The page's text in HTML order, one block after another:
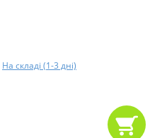
На складі (1-3 дні)